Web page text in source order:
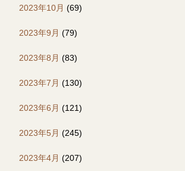
2023年10月 (69)
2023年9月 (79)
2023年8月 (83)
2023年7月 (130)
2023年6月 (121)
2023年5月 (245)
2023年4月 (207)